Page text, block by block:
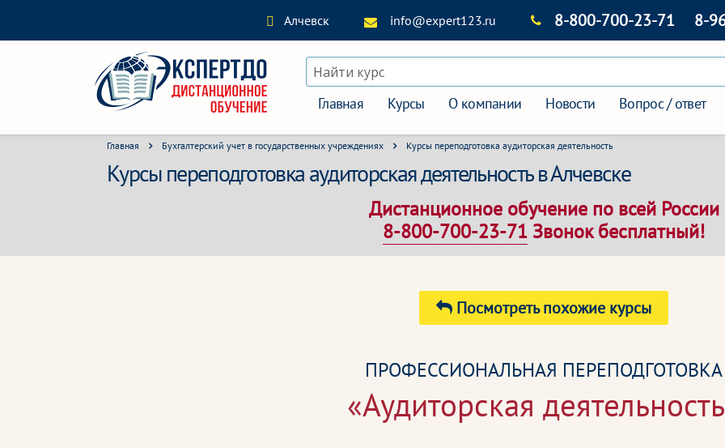
Алчевск info@expert123.ru 8-800-700-23-71 8-
Найти курс
Главная Курсы О компании Новости Вопрос / ответ
Главная Бухгалтерский учет в государственных учреждениях Курсы переподготовка аудиторская деятельность
Курсы переподготовка аудиторская деятельность в Алчевске
Дистанционное обучение по всей России
8-800-700-23-71 Звонок бесплатный!
Посмотреть похожие курсы
ПРОФЕССИОНАЛЬНАЯ ПЕРЕПОДГОТОВКА
«Аудиторская